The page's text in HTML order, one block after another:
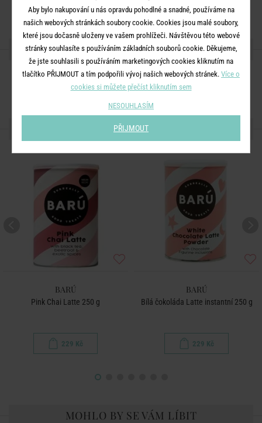
•Bez palmového oleje
SDÍLEJTE S PŘÁTELI
DALŠÍ PRODUKTY ZE SÉRIE
BARÚ
Pink Chai Latte 250 g
229 Kč
BARÚ
Bílá čokoláda Latte instantní 250 g
229 Kč
MOHLO BY SE VÁM LÍBIT
Aby bylo nakupování u nás opravdu pohodlné a snadné, používáme na
našich webových stránkách soubory cookie. Cookies jsou malé soubory,
které jsou dočasně uloženy ve vašem prohlížeči. Návštěvou této webové
stránky souhlasíte s používáním základních souborů cookie. Děkujeme,
že jste souhlasili s používáním marketingových cookies kliknutím na
tlačítko PŘIJMOUT a tím podpořili vývoj našich webových stránek. Více o
cookies si můžete přečíst kliknutím sem
NESOUHLASÍM
PŘIJMOUT